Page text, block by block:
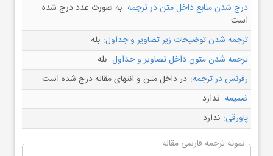
درج شدن منابع داخل متن در ترجمه: به صورت عدد درج شده
است
ترجمه شدن توضیحات زیر تصاویر و جداول: بله
ترجمه شدن متون داخل تصاویر و جداول: بله
رفرنس در ترجمه: در داخل متن و انتهای مقاله درج شده است
ضمیمه: ندارد
پاورقی: ندارد
نمونه ترجمه فارسی مقاله